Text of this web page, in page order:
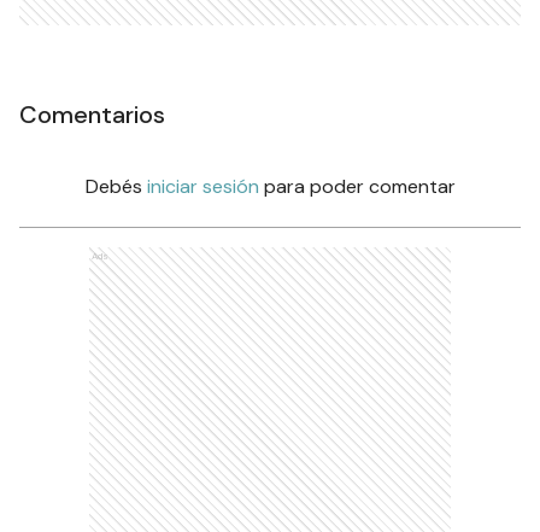
Comentarios
Debés iniciar sesión para poder comentar
Ads